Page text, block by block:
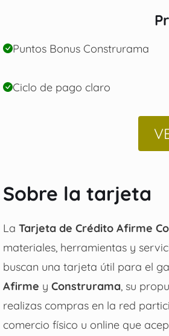
Puntos Bonus Construrama
Ciclo de pago claro
Sobre la tarjeta
La Tarjeta de Crédito Afirme
materiales, herramientas y
buscan una tarjeta útil para el
Afirme y Construrama , su
realizas compras en la red
comercio físico u online que